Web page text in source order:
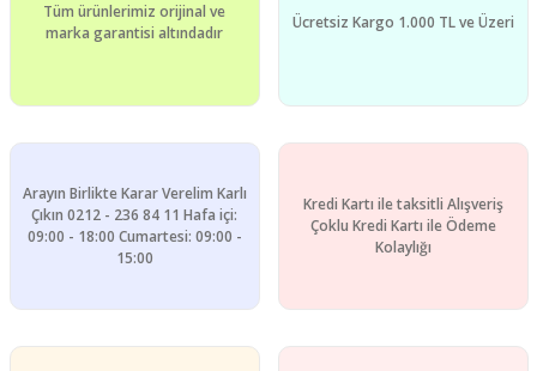
Tüm ürünlerimiz orijinal ve
marka garantisi altındadır
Ücretsiz Kargo 1.000 TL ve Üzeri
Arayın Birlikte Karar Verelim Karlı
Çıkın 0212 - 236 84 11 Hafa içi:
09:00 - 18:00 Cumartesi: 09:00 -
15:00
Kredi Kartı ile taksitli Alışveriş
Çoklu Kredi Kartı ile Ödeme
Kolaylığı